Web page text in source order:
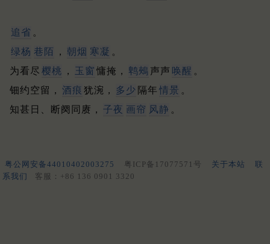
追省 。
绿杨 巷陌 ， 朝烟 寒凝 。
为看尽 樱桃 ， 玉窗 慵掩， 鹎鵊 声声 唤醒 。
钿约空留， 酒痕 犹涴， 多少 隔年 情景 。
知甚日、断阕同赓， 子夜 画帘 风静 。
粤公网安备44010402003275 粤ICP备17077571号 关于本站
联
系我们
客服：+86 136 0901 3320